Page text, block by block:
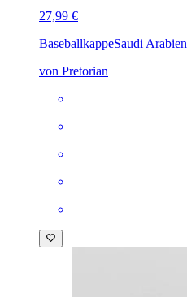
27,99 €
BaseballkappeSaudi Arabien
von Pretorian